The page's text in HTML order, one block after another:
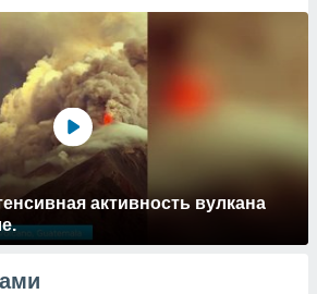
активность вулкана